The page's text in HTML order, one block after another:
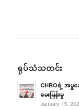
ရုပ်သံသတင်း
CHROရဲ့ အ
မေးမြန်းမှု
January 15,